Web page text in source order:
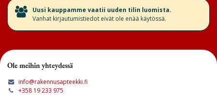
​Uusi kauppamme vaatii uuden tilin luomista.
Vanhat kirjautumistiedot eivät ole enää käytössä.
Ole meihin yhteydessä
info@rakennusapteekki.fi
+358 19 233 975